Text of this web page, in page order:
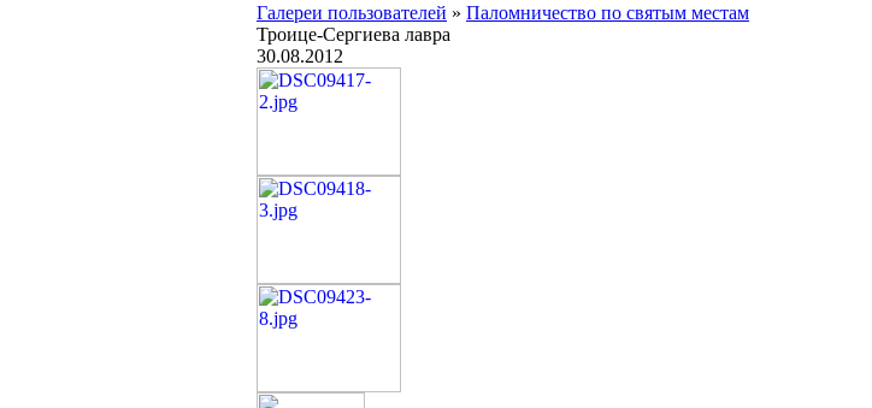
Галереи пользователей » Паломничество по святым местам
Троице-Сергиева лавра
30.08.2012